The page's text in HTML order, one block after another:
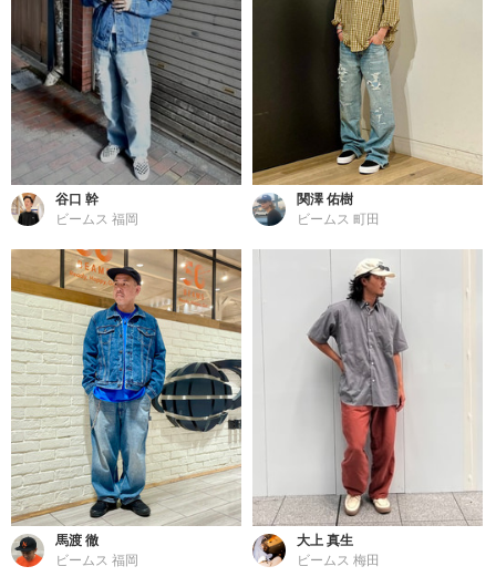
谷口 幹
ビームス 福岡
関澤 佑樹
ビームス 町田
馬渡 徹
ビームス 福岡
大上 真生
ビームス 梅田